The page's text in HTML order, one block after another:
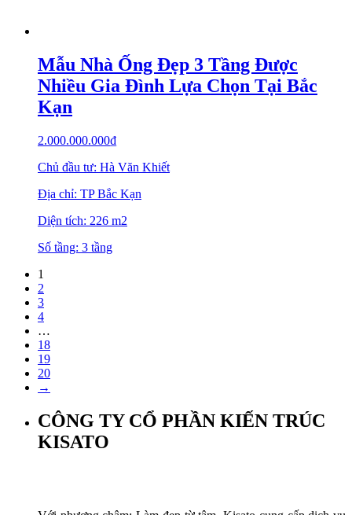
Mẫu Nhà Ống Đẹp 3 Tầng Được
Nhiều Gia Đình Lựa Chọn Tại Bắc
Kạn
2.000.000.000₫
Chủ đầu tư: Hà Văn Khiết
Địa chỉ: TP Bắc Kạn
Diện tích: 226 m2
Số tầng: 3 tầng
1
2
3
4
…
18
19
20
→
CÔNG TY CỔ PHẦN KIẾN TRÚC
KISATO